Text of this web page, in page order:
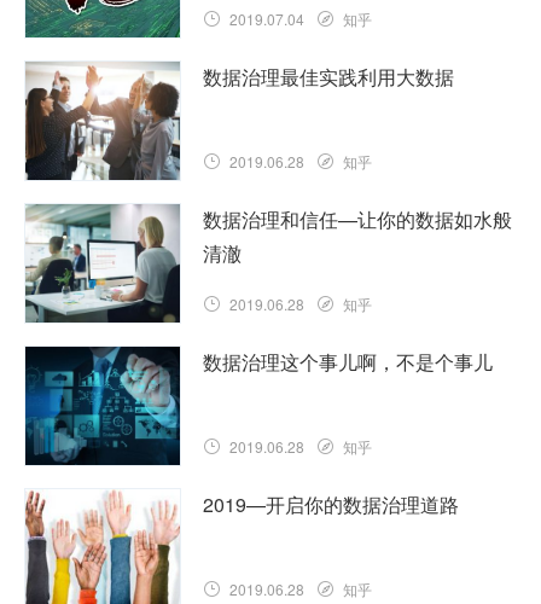
理。大数据调查表明，业务和技术……
2019.07.04 知乎
跟上无穷无尽的技术术语可能是一项艰巨
的任务。松散定义的术语和行业特定的白
面，似乎许多单词也可以互换使用……
数据治理最佳实践利用大数据
2019.06.28 知乎
大数据时代的新兴技术，如人工智能和物
联网，意味着有更多的数据可以从中受
……查看详情
数据治理和信任—让你的数据如水般
清澈
2019.06.28 知乎
根据相关报告，数据治理是“对数据相关事
务的决策和权限的行使。”换句话说，它是
的控制 。2019年，组……
数据治理这个事儿啊，不是个事儿
2019.06.28 知乎
数据治理是一个包含可用性，适用性，完
整性和安全性的四向框架。它是由使用技
保管理和保护重要的关键数据。……
2019—开启你的数据治理道路
2019.06.28 知乎